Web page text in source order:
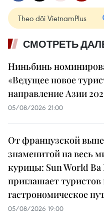
Theo dõi VietnamPlus
СМОТРЕТЬ
Ниньбинь
«Ведущее новое
направление Азии
05/08/2026 21:00
От французской
знаменитой на весь
курицы: Sun World Ba
приглашает туристов
гастрономическое
05/08/2026 19:00